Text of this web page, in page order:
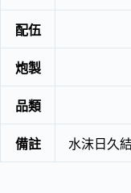
配伍
炮製
品類
備註 水沫日久